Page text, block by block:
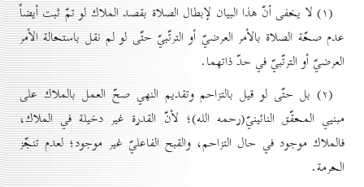
(۱) لا يخفى أنّ هذا البيان لإبطال الصلاة بقصد الملاك لو تمّ ثبت أيضاً
عدم صحّة الصلاة بالأمر العرضيّ أو الترتّبيّ حتّى لو لم نقل باستحالة الأمر
العرضيّ أو الترتّبيّ في حدّ ذاتهما.
(۲) بل حتّى لو قيل بالتزاحم وتقديم النهي صحّ العمل بالملاك على
مبنيي المحقّق النائينيّ(رحمه الله)؛ لأنّ القدرة غير دخيلة في الملاك،
فالملاك موجود في حال التزاحم، والقبح الفاعليّ غير موجود؛ لعدم تنجّز
الحرمة.